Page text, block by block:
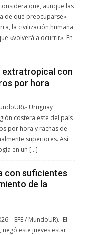
que, aunque las
de qué preocuparse»
la civilización humana
«volverá a ocurrir». En
extratropical con
por hora
Uruguay
costera este del país
por hora y rachas de
superiores. Así
en un […]
con suficientes
de la
– EFE / MundoUR).- El
este jueves estar